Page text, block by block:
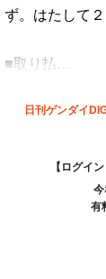
ず。はたして
■取り払…
日刊ゲンダイ
【ログイ
今
有